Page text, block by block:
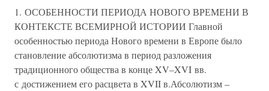
1. ОСОБЕННОСТИ ПЕРИОДА НОВОГО ВРЕМЕНИ В
КОНТЕКСТЕ ВСЕМИРНОЙ ИСТОРИИ Главной
особенностью периода Нового времени в Европе было
становление абсолютизма в период разложения
традиционного общества в конце XV–XVI вв.
с достижением его расцвета в XVII в.Абсолютизм –